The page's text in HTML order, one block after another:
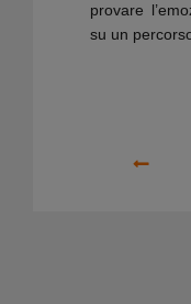
provare
su un